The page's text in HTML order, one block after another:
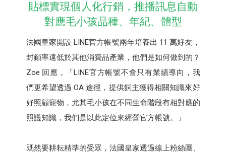
貼標實現個人化行銷，推播訊息自動
對應毛小孩品種、年紀、體型
法國皇家開設 LINE官方帳號兩年培養出 11 萬好友，
封鎖率遠低於其他消費品產業，他們是如何做到的？
Zoe 回應，「LINE官方帳號不會只有業績導向，我
們更希望透過 OA 途徑，提供飼主獲得相關知識來好
好照顧寵物，尤其毛小孩在不同生命階段有相對應的
照護知識，我們是以此定位來經營官方帳號。」
既然要耕耘精準的受眾，法國皇家透過線上粉絲團、